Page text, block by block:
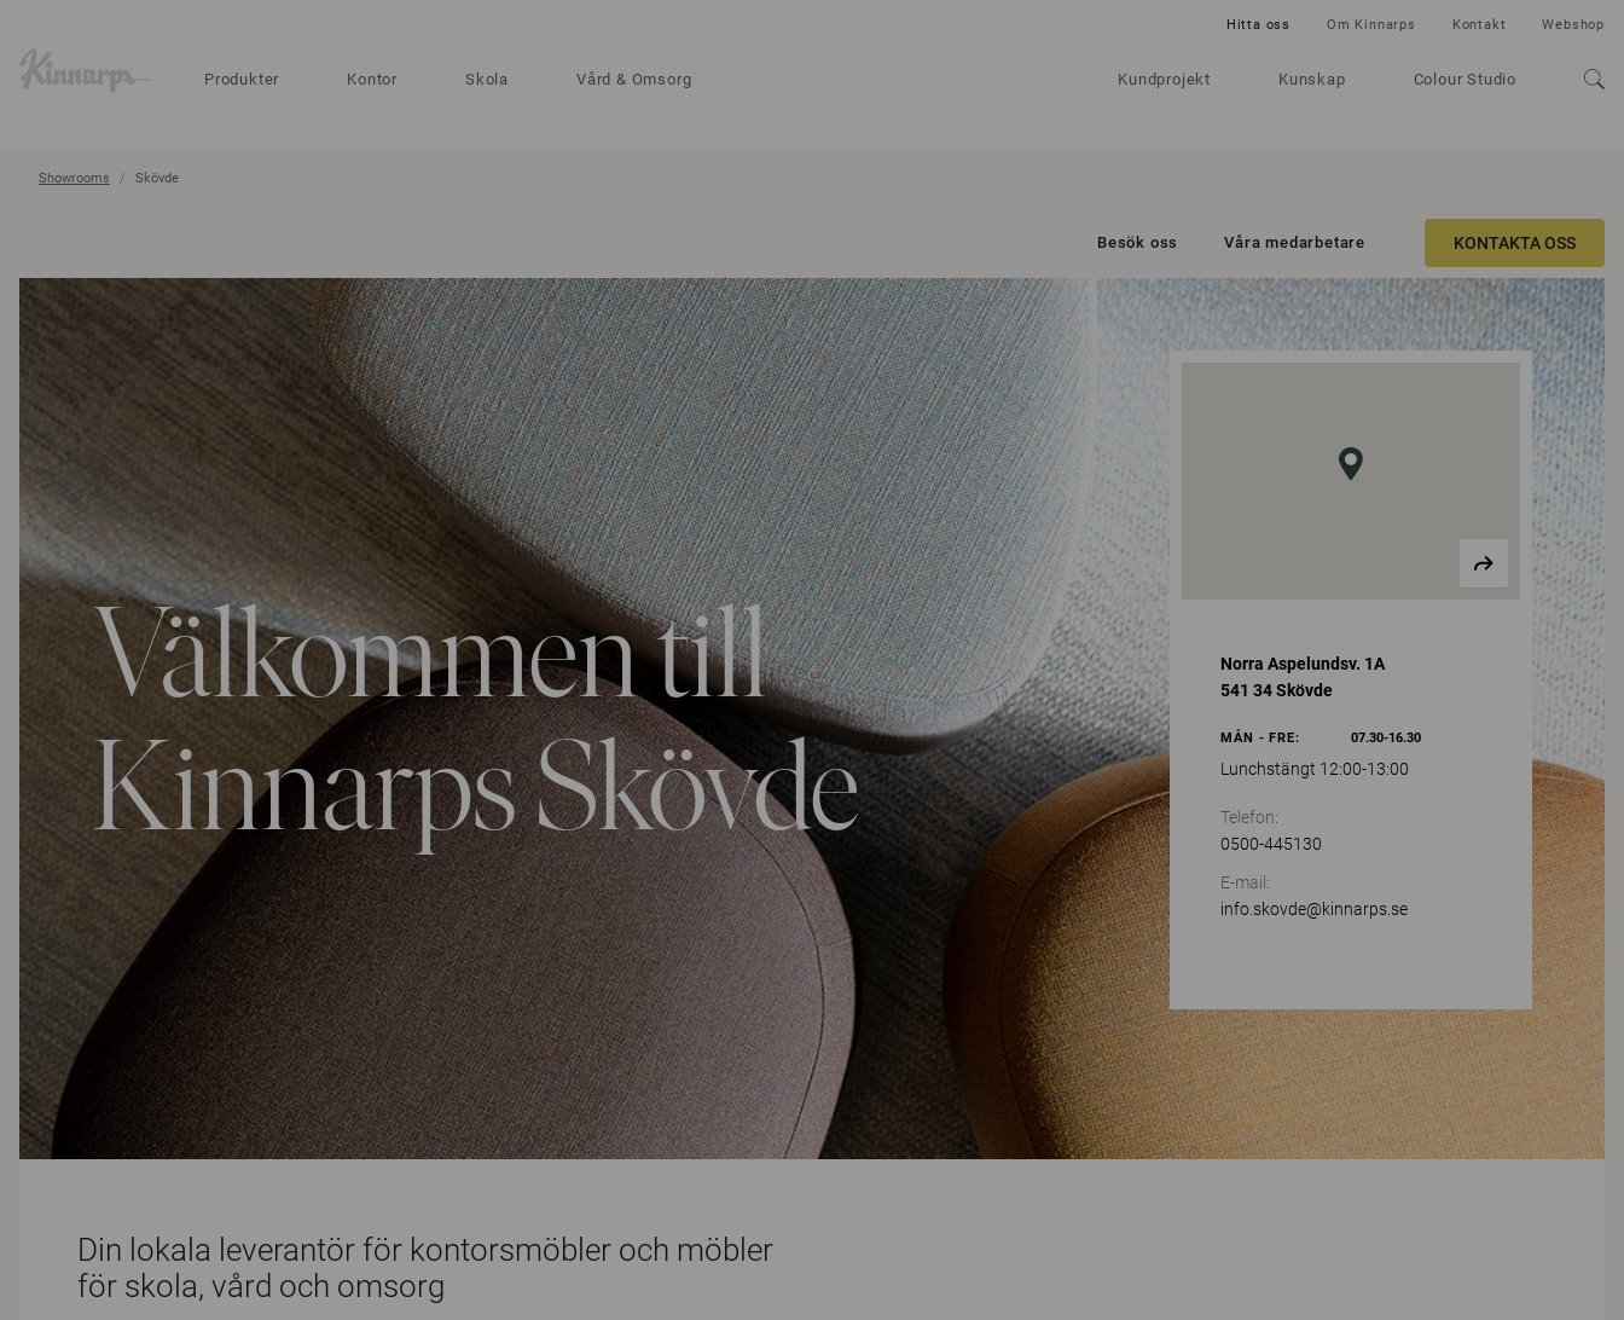
Produkter Kontor Skola Vård & Omsorg Kundprojekt Kunskap Colour Studio
Hitta oss Om Kinnarps Kontakt Webshop
Showrooms Skövde
Besök oss Våra medarbetare KONTAKTA OSS
Välkommen till
Kinnarps Skövde
Norra Aspelundsv. 1A
541 34 Skövde
MÅN - FRE: 07.30-16.30
Lunchstängt 12:00-13:00
Telefon:
0500-445130
E-mail:
info.skovde@kinnarps.se
Din lokala leverantör för kontorsmöbler och möbler
för skola, vård och omsorg